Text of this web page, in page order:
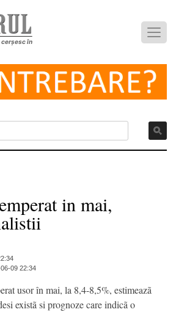
cerșesc în
in mai,
09 22:34
usor în mai, la 8,4-8,5%, estimeazã
existã si prognoze care indicã o